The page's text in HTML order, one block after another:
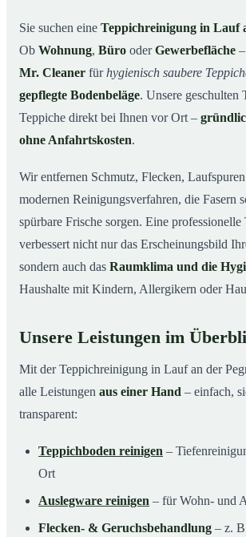
03Warum Mr. Cleaner in Lauf an der
04Teppichreinigung in Lauf an der Pegnitz
Umgebung
05Jetzt Angebot einholen
06Qualität, die man sieht – Profis bei einer
Teppichreinigung in Lauf an der Pegnitz
Sie suchen eine Teppichreinigung in Lauf
Ob Wohnung, Büro oderGewerbefläche
Mr. Cleaner fürhygienisch saubere
gepflegte Bodenbeläge. Unsere geschulten
Teppiche direkt bei Ihnen vor Ort –
ohne Anfahrtskosten.
Wir entfernen Schmutz, Flecken,
modernen Reinigungsverfahren, die Fasern
spürbare Frische sorgen. Eine
verbessert nicht nur das Erscheinungsbild
sondern auch das Raumklima und die
Haushalte mit Kindern, Allergikern oder
Unsere Leistungen im
Mit der Teppichreinigung in Lauf an der
alle Leistungen aus einer Hand – einfach,
transparent:
Teppichboden reinigen –
Ort
Auslegware reinigen – für Wohn- und
Flecken- & Geruchsbehandlung – z.